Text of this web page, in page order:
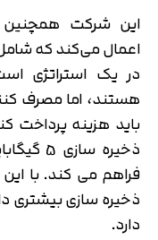
این شرکت همچنین
اعمال می‌کند که
در یک استراتژی
هستند، اما مصرف
باید هزینه پرداخت
فراهم می کند. با
ذخیره سازی بیشتری
دارد.